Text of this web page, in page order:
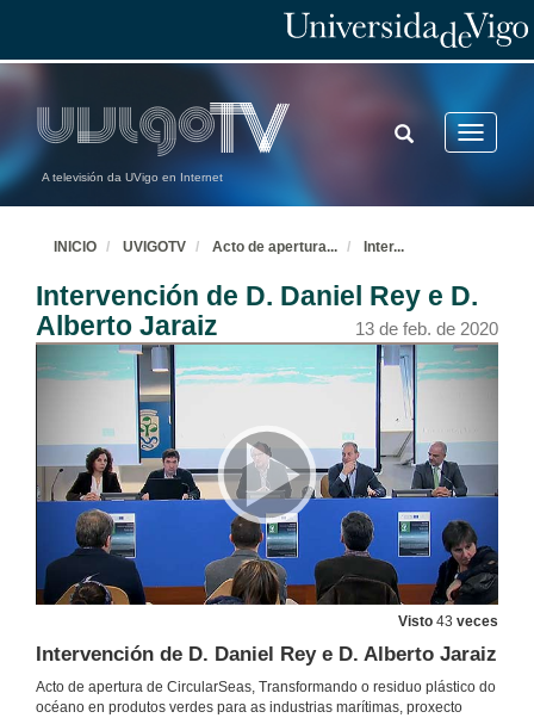
A televisión da UVigo en Internet
Toggle
TOGGLE
SEARCH
INICIO UVIGOTV Acto de apertura... Inter...
Intervención de D. Daniel Rey e D.
Alberto Jaraiz
13 de feb. de 2020
Visto 43 veces
Intervención de D. Daniel Rey e D. Alberto Jaraiz
Acto de apertura de CircularSeas, Transformando o residuo plástico do
océano en produtos verdes para as industrias marítimas, proxecto